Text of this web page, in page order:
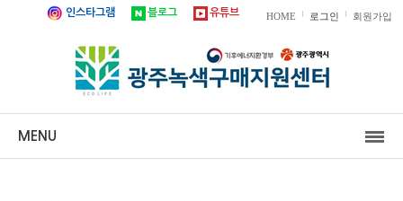
HOME 로그인 회원가입
인스타그램 블로그 유튜브
MENU